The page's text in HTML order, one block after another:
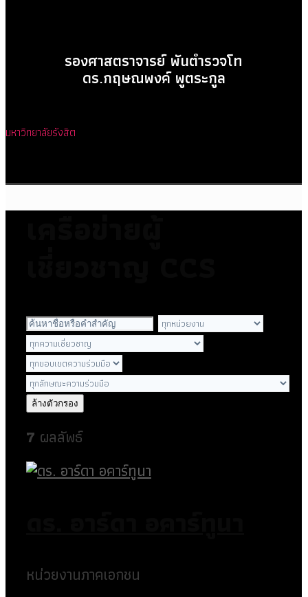
รองศาสตราจารย์ พันตำรวจโท
ดร.กฤษณพงค์ พูตระกูล
มหาวิทยาลัยรังสิต
ค้นหา
ผู้
เชี่ยวชาญ
หน่วย
งาน
ที่
สังกัด
ความ
เชี่ยวช
ขอบเขต
ความ
ร่วม
มือ
ลักษณะ
ความ
ร่วม
ล้างตัวกรอง
7 ผลลัพธ์
หน่วยงานภาคเอกชน